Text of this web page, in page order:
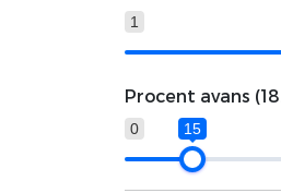
1
Procent avans (
0 15